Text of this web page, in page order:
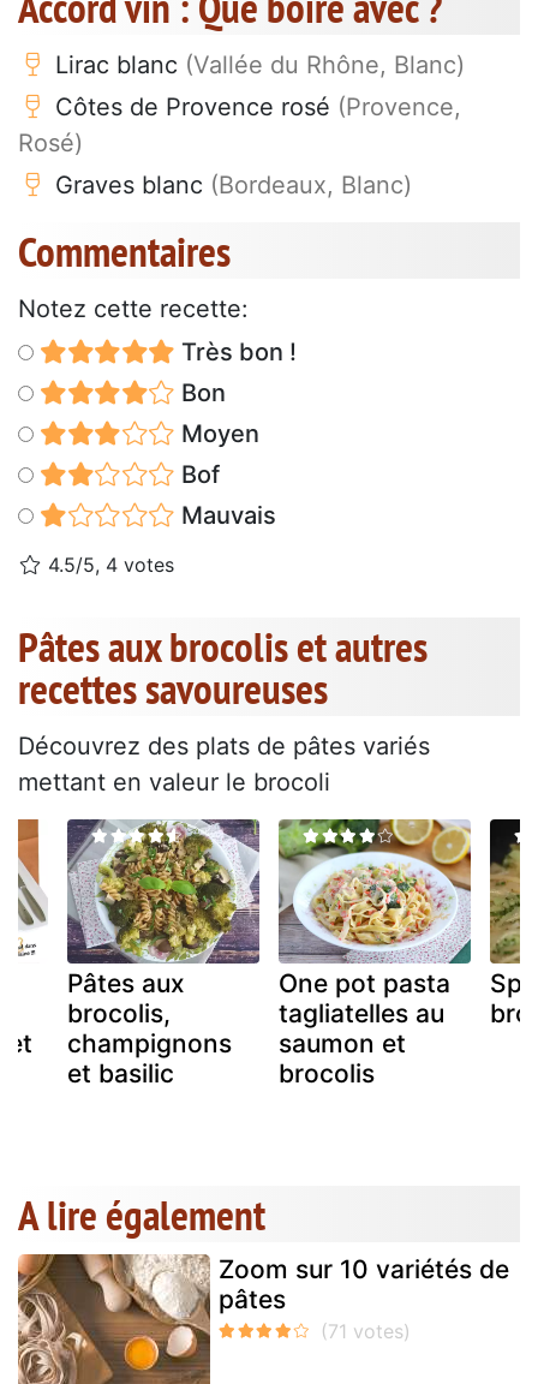
Lirac blanc (Vallée du Rhône, Blanc)
Côtes de Provence rosé (Provence,
Rosé)
Graves blanc (Bordeaux, Blanc)
Commentaires
Notez cette recette:
Très bon !
Bon
Moyen
Bof
Mauvais
4.5/5, 4 votes
Pâtes aux brocolis et autres
recettes savoureuses
Découvrez des plats de pâtes variés
mettant en valeur le brocoli
et
Pâtes aux
brocolis,
champignons
et basilic
One pot pasta
tagliatelles au
saumon et
brocolis
A lire également
Zoom sur 10 variétés de
pâtes